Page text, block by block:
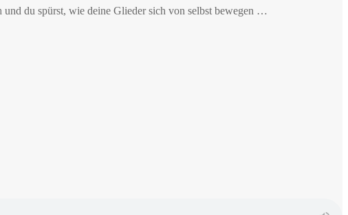
du spürst, wie deine Glieder sich von selbst bewegen …